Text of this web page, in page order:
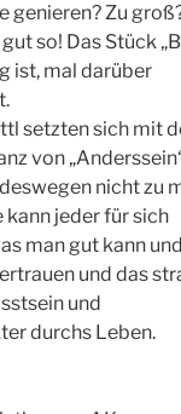
genieren? Zu
so! Das Stück
ist, mal darüber
setzten sich mit
von
nicht zu
jeder für sich
man gut kann
und das
und
durchs Leben.